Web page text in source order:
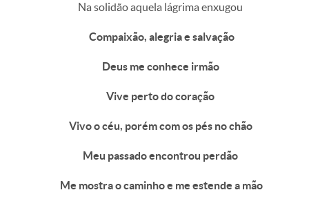
Na solidão aquela lágrima enxugou
Compaixão, alegria e salvação
Deus me conhece irmão
Vive perto do coração
Vivo o céu, porém com os pés no chão
Meu passado encontrou perdão
Me mostra o caminho e me estende a mão